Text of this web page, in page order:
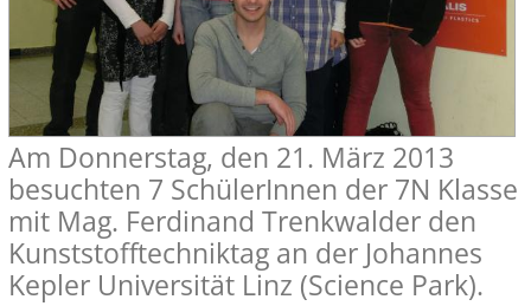
Am Donnerstag, den 21. März 2013
besuchten 7 SchülerInnen der 7N Klasse
mit Mag. Ferdinand Trenkwalder den
Kunststofftechniktag an der Johannes
Kepler Universität Linz (Science Park).